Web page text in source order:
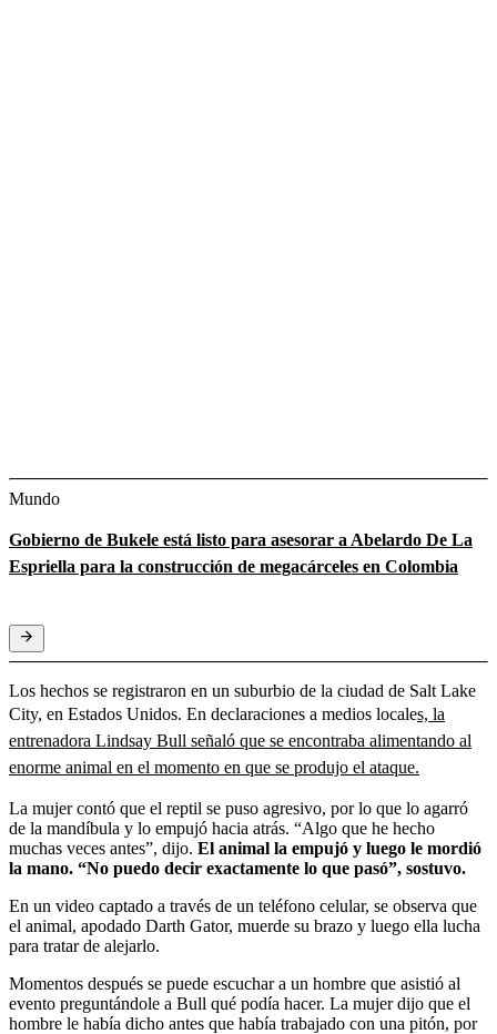
Mundo
Gobierno de Bukele está listo para asesorar a Abelardo De La
Espriella para la construcción de megacárceles en Colombia
Los hechos se registraron en un suburbio de la ciudad de Salt Lake
City, en Estados Unidos. En declaraciones a medios locales, la
entrenadora Lindsay Bull señaló que se encontraba alimentando al
enorme animal en el momento en que se produjo el ataque.
La mujer contó que el reptil se puso agresivo, por lo que lo agarró
de la mandíbula y lo empujó hacia atrás. “Algo que he hecho
muchas veces antes”, dijo. El animal la empujó y luego le mordió
la mano. “No puedo decir exactamente lo que pasó”, sostuvo.
En un video captado a través de un teléfono celular, se observa que
el animal, apodado Darth Gator, muerde su brazo y luego ella lucha
para tratar de alejarlo.
Momentos después se puede escuchar a un hombre que asistió al
evento preguntándole a Bull qué podía hacer. La mujer dijo que el
hombre le había dicho antes que había trabajado con una pitón, por